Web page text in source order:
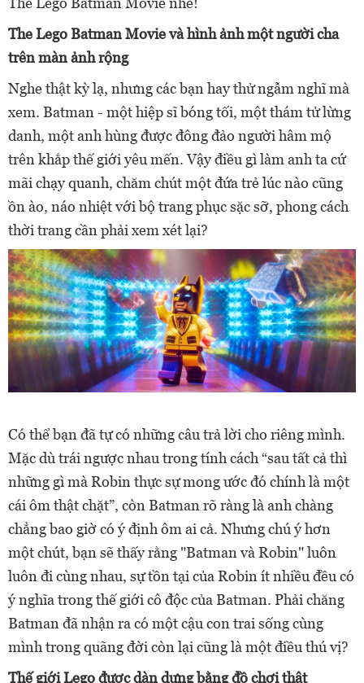
The Lego Batman Movie và hình ảnh một người cha
trên màn ảnh rộng
Nghe thật kỳ lạ, nhưng các bạn hay thử ngẫm nghĩ mà
xem. Batman - một hiệp sĩ bóng tối, một thám tử lừng
danh, một anh hùng được đông đảo người hâm mộ
trên khắp thế giới yêu mến. Vậy điều gì làm anh ta cứ
mãi chạy quanh, chăm chút một đứa trẻ lúc nào cũng
ồn ào, náo nhiệt với bộ trang phục sặc sỡ, phong cách
thời trang cần phải xem xét lại?
Có thể bạn đã tự có những câu trả lời cho riêng mình.
Mặc dù trái ngược nhau trong tính cách “sau tất cả thì
những gì mà Robin thực sự mong ước đó chính là một
cái ôm thật chặt”, còn Batman rõ ràng là anh chàng
chẳng bao giờ có ý định ôm ai cả. Nhưng chú ý hơn
một chút, bạn sẽ thấy rằng "Batman và Robin" luôn
luôn đi cùng nhau, sự tồn tại của Robin ít nhiều đều có
ý nghĩa trong thế giới cô độc của Batman. Phải chăng
Batman đã nhận ra có một cậu con trai sống cùng
mình trong quãng đời còn lại cũng là một điều thú vị?
Thế giới Lego được dàn dựng bằng đồ chơi thật